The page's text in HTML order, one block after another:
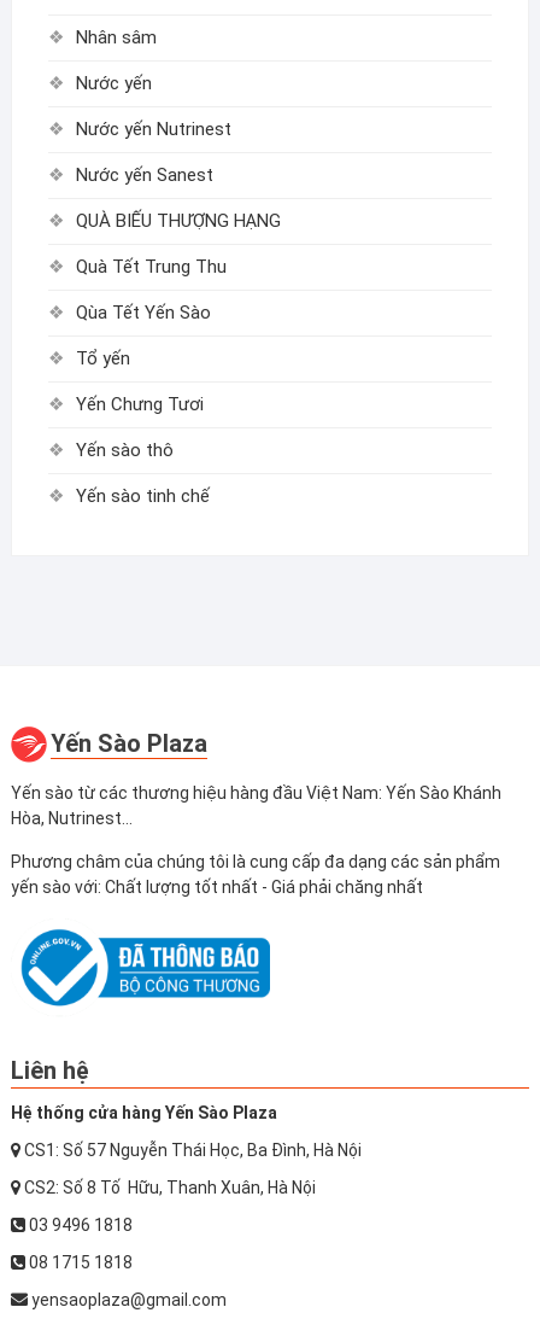
Nhân sâm
Nước yến
Nước yến Nutrinest
Nước yến Sanest
QUÀ BIẾU THƯỢNG HẠNG
Quà Tết Trung Thu
Qùa Tết Yến Sào
Tổ yến
Yến Chưng Tươi
Yến sào thô
Yến sào tinh chế
Yến Sào Plaza
Yến sào từ các thương hiệu hàng đầu Việt Nam: Yến Sào Khánh
Hòa, Nutrinest...
Phương châm của chúng tôi là cung cấp đa dạng các sản phẩm
yến sào với: Chất lượng tốt nhất - Giá phải chăng nhất
Liên hệ
Hệ thống cửa hàng Yến Sào Plaza
CS1: Số 57 Nguyễn Thái Học, Ba Đình, Hà Nội
CS2: Số 8 Tố Hữu, Thanh Xuân, Hà Nội
03 9496 1818
08 1715 1818
yensaoplaza@gmail.com